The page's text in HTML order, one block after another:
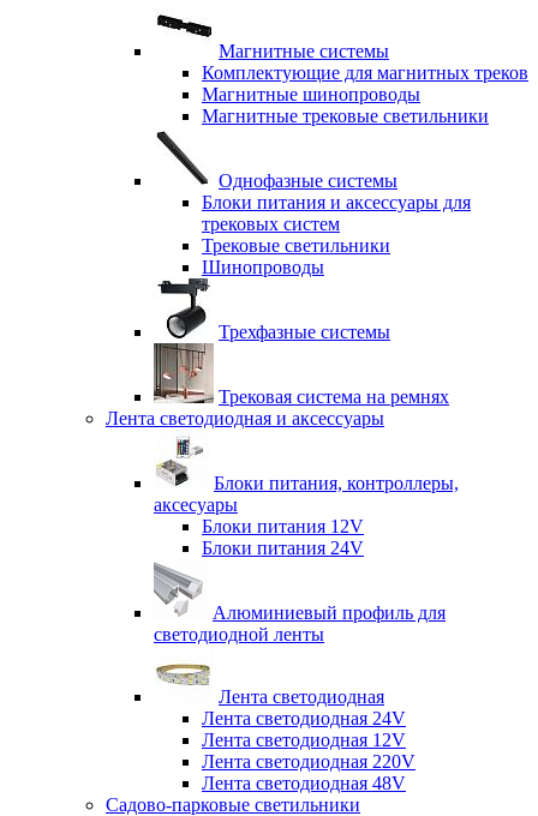
Магнитные системы
Комплектующие для магнитных треков
Магнитные шинопроводы
Магнитные трековые светильники
Однофазные системы
Блоки питания и аксессуары для
трековых систем
Трековые светильники
Шинопроводы
Трехфазные системы
Трековая система на ремнях
Лента светодиодная и аксессуары
Блоки питания, контроллеры,
аксесуары
Блоки питания 12V
Блоки питания 24V
Алюминиевый профиль для
светодиодной ленты
Лента светодиодная
Лента светодиодная 24V
Лента светодиодная 12V
Лента светодиодная 220V
Лента светодиодная 48V
Садово-парковые светильники